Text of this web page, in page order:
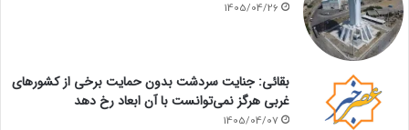
1405/04/26
بقائی: جنایت سردشت بدون حمایت برخی از کشورهای
غربی هرگز نمی‌توانست با آن ابعاد رخ دهد
1405/04/07